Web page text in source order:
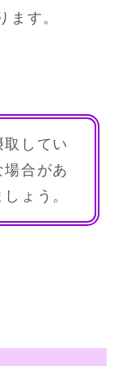
ます。
取してい
合があ
ょう。